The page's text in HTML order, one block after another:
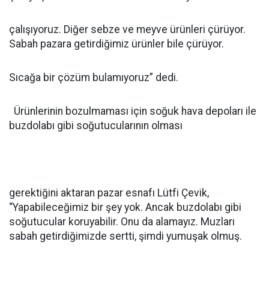
çalışıyoruz. Diğer sebze ve meyve ürünleri çürüyor.
Sabah pazara getirdiğimiz ürünler bile çürüyor.
Sıcağa bir çözüm bulamıyoruz” dedi.
Ürünlerinin bozulmaması için soğuk hava depoları ile
buzdolabı gibi soğutucularının olması
gerektiğini aktaran pazar esnafı Lütfi Çevik,
“Yapabileceğimiz bir şey yok. Ancak buzdolabı gibi
soğutucular koruyabilir. Onu da alamayız. Muzları
sabah getirdiğimizde sertti, şimdi yumuşak olmuş.